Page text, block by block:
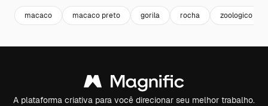
macaco macaco preto gorila rocha zoologico
A plataforma criativa para você direcionar seu melhor trabalho.